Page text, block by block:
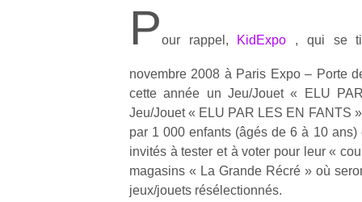
Pour rappel, KidExpo , qui se
novembre 2008 à Paris Expo – Porte
cette année un Jeu/Jouet « ELU
Jeu/Jouet « ELU PAR LES EN FANTS
par 1 000 enfants (âgés de 6 à 10
invités à tester et à voter pour leur «
magasins « La Grande Récré » où
jeux/jouets résélectionnés.